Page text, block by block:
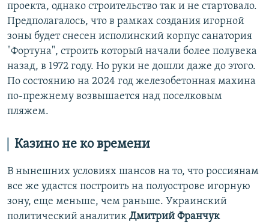
проекта, однако строительство так и не стартовало.
Предполагалось, что в рамках создания игорной
зоны будет снесен исполинский корпус санатория
"Фортуна", строить который начали более полувека
назад, в 1972 году. Но руки не дошли даже до этого.
По состоянию на 2024 год железобетонная махина
по-прежнему возвышается над поселковым
пляжем.
Казино не ко времени
В нынешних условиях шансов на то, что россиянам
все же удастся построить на полуострове игорную
зону, еще меньше, чем раньше. Украинский
политический аналитик Дмитрий Франчук